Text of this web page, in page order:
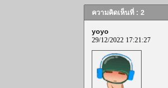
ความคิดเห็นที่ : 2
yoyo
29/12/2022 17:21:27